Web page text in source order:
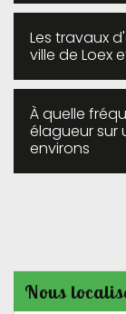
Les travaux
ville de Loex
À quelle
élagueur sur
environs
Nous